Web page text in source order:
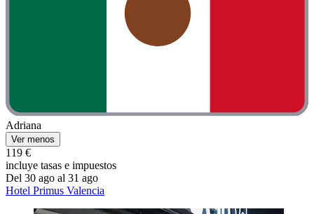
Adriana
Ver menos
119 €
incluye tasas e impuestos
Del 30 ago al 31 ago
Hotel Primus Valencia